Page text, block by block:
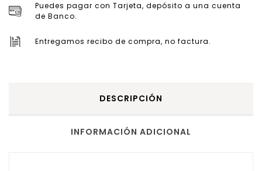
Puedes pagar con Tarjeta, depósito a una cuenta
de Banco.
Entregamos recibo de compra, no factura.
DESCRIPCIÓN
INFORMACIÓN ADICIONAL